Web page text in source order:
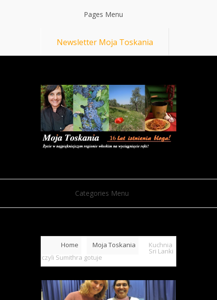
Pages Menu
Newsletter Moja Toskania
Categories Menu
Home Moja Toskania Kuchnia
Sri Lanki
czyli Sumithra gotuje